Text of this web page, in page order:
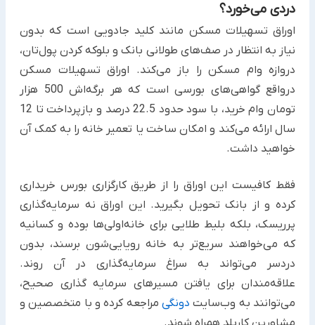
دردی می‌خورد؟
اوراق تسهیلات مسکن مانند کلید جادویی است که بدون
نیاز به انتظار در صف‌های طولانی بانک و بلوکه کردن پول‌تان،
دروازه وام مسکن را باز می‌کند. اوراق تسهیلات مسکن
درواقع گواهی‌های بورسی است که هر برگه‌اش 500 هزار
تومان وام خرید، با سود حدود 22.5 درصد و بازپرداخت تا 12
سال ارائه می‌کند و امکان ساخت یا تعمیر خانه را به کمک آن
خواهید داشت.
فقط کافیست این اوراق را از طریق کارگزاری بورس خریداری
کرده و از بانک تحویل بگیرید. این اوراق نه سرمایه‌گذاری
پرریسک، بلکه بلیط طلایی برای خانه‌اولی‌ها بوده و کسانیه
که می‌خواهند سریع‌تر به خانه رویایی‌شون برسند، بدون
دردسر می‌تواند به سراغ سرمایه‌گذاری در آن روند.
علاقه‌مندان برای یافتن مسیرهای سرمایه گذاری صحیح،
می‌توانند به وب‌سایت دونگی مراجعه کرده و با متخصصین و